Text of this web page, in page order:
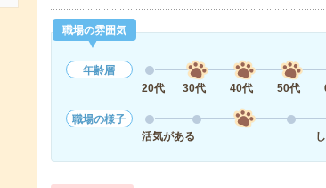
職場の雰囲気
年齢層
20代
30代 40代 50代
職場の様子
活気がある